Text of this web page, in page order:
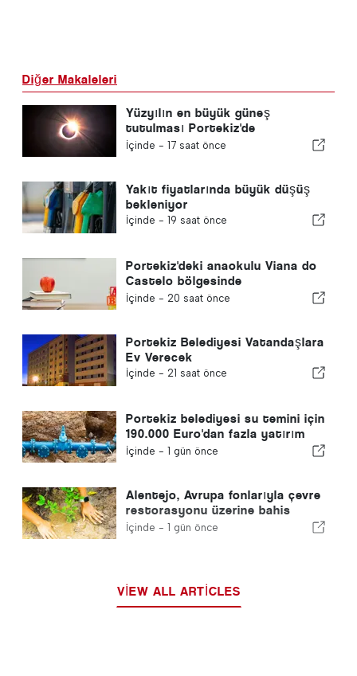
Diğer Makaleleri
Yüzyılın en büyük güneş
tutulması Portekiz'de
gerçekleşiyor
İçinde - 17 saat önce
Yakıt fiyatlarında büyük düşüş
bekleniyor
İçinde - 19 saat önce
Portekiz'deki anaokulu Viana do
Castelo bölgesinde
kapanmayacak
İçinde - 20 saat önce
Portekiz Belediyesi Vatandaşlara
Ev Verecek
İçinde - 21 saat önce
Portekiz belediyesi su temini için
190.000 Euro'dan fazla yatırım
yapıyor
İçinde - 1 gün önce
Alentejo, Avrupa fonlarıyla çevre
restorasyonu üzerine bahis
yapıyor
İçinde - 1 gün önce
VIEW ALL ARTICLES